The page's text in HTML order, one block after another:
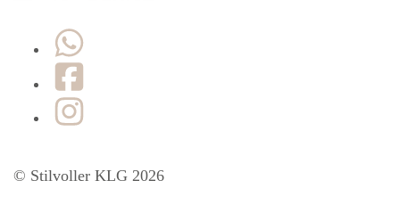
© Stilvoller KLG 2026